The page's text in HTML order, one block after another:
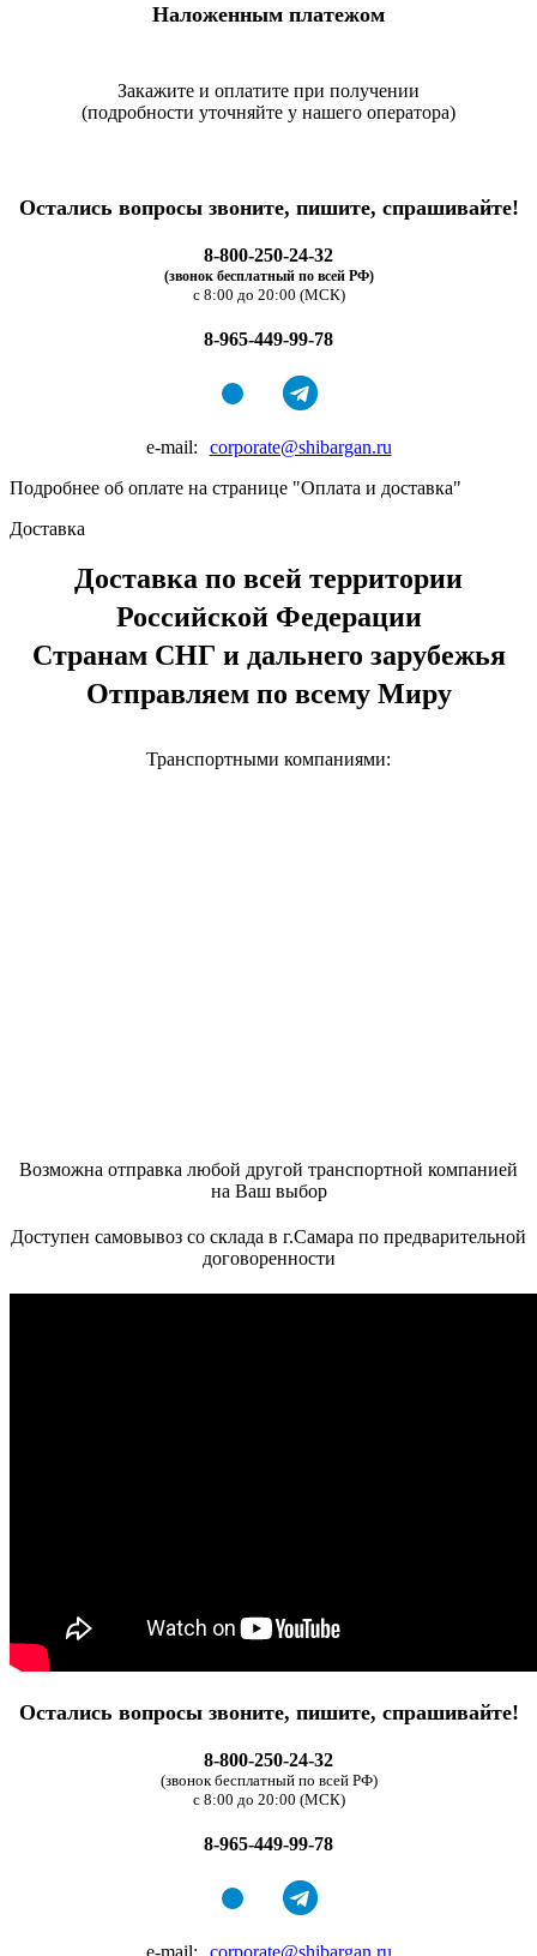
Наложенным платежом
Закажите и оплатите при получении
(подробности уточняйте у нашего оператора)
Остались вопросы звоните, пишите, спрашивайте!
8-800-250-24-32
(звонок бесплатный по всей РФ)
с 8:00 до 20:00 (МСК)
8-965-449-99-78
e-mail:
corporate@shibargan.ru
Подробнее об оплате на странице "Оплата и доставка"
Доставка
Доставка по всей территории
Российской Федерации
Странам СНГ и дальнего зарубежья
Отправляем по всему Миру
Транспортными компаниями:
Возможна отправка любой другой транспортной компанией
на Ваш выбор
Доступен самовывоз со склада в г.Самара по предварительной
договоренности
Остались вопросы звоните, пишите, спрашивайте!
8-800-250-24-32
(звонок бесплатный по всей РФ)
с 8:00 до 20:00 (МСК)
8-965-449-99-78
e-mail: corporate@shibargan.ru